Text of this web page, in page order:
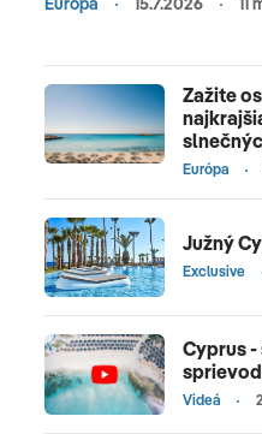
Zažite
Európa
Južný
Exclusive
Cyprus
Videá